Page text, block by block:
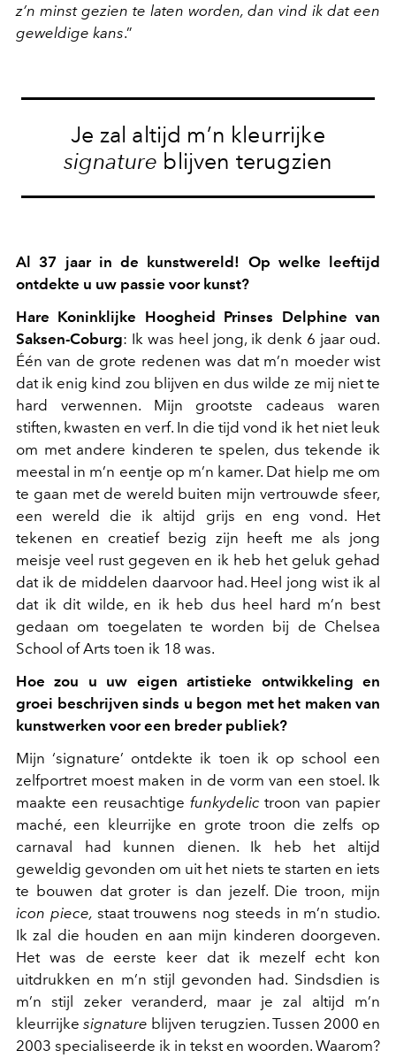
z’n minst gezien te laten worden, dan vind ik dat een
geweldige kans.”
Je zal altijd m’n kleurrijke
signature blijven terugzien
Al 37 jaar in de kunstwereld! Op welke leeftijd
ontdekte u uw passie voor kunst?
Hare Koninklijke Hoogheid Prinses Delphine van
Saksen-Coburg: Ik was heel jong, ik denk 6 jaar oud.
Één van de grote redenen was dat m’n moeder wist
dat ik enig kind zou blijven en dus wilde ze mij niet te
hard verwennen. Mijn grootste cadeaus waren
stiften, kwasten en verf. In die tijd vond ik het niet leuk
om met andere kinderen te spelen, dus tekende ik
meestal in m’n eentje op m’n kamer. Dat hielp me om
te gaan met de wereld buiten mijn vertrouwde sfeer,
een wereld die ik altijd grijs en eng vond. Het
tekenen en creatief bezig zijn heeft me als jong
meisje veel rust gegeven en ik heb het geluk gehad
dat ik de middelen daarvoor had. Heel jong wist ik al
dat ik dit wilde, en ik heb dus heel hard m’n best
gedaan om toegelaten te worden bij de Chelsea
School of Arts toen ik 18 was.
Hoe zou u uw eigen artistieke ontwikkeling en
groei beschrijven sinds u begon met het maken van
kunstwerken voor een breder publiek?
Mijn ‘signature’ ontdekte ik toen ik op school een
zelfportret moest maken in de vorm van een stoel. Ik
maakte een reusachtige funkydelic troon van papier
maché, een kleurrijke en grote troon die zelfs op
carnaval had kunnen dienen. Ik heb het altijd
geweldig gevonden om uit het niets te starten en iets
te bouwen dat groter is dan jezelf. Die troon, mijn
icon piece, staat trouwens nog steeds in m’n studio.
Ik zal die houden en aan mijn kinderen doorgeven.
Het was de eerste keer dat ik mezelf echt kon
uitdrukken en m’n stijl gevonden had. Sindsdien is
m’n stijl zeker veranderd, maar je zal altijd m’n
kleurrijkesignature blijven terugzien. Tussen 2000 en
2003 specialiseerde ik in tekst en woorden. Waarom?